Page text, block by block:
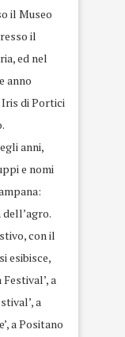
il Museo
il
ed nel
anno
Iris di Portici
anni,
e nomi
con il
esibisce,
a
a
a Positano